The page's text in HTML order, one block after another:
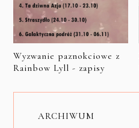
Wyzwanie paznokciowe z
Rainbow Lyll - zapisy
ARCHIWUM